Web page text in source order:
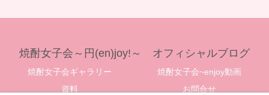
焼酎女子会～円(en)joy!～ オフィシャルブログ
焼酎女子会ギャラリー
焼酎女子会~enjoy動画
資料
お問合せ